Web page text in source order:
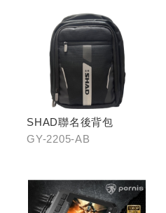
SHAD聯名後背包
GY-2205-AB